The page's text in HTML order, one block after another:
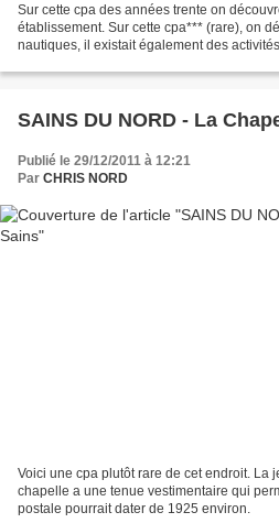
Sur cette cpa des années trente on
établissement. Sur cette cpa*** (rare), on
nautiques, il existait également des
SAINS DU NORD - La
Publié le 29/12/2011 à 12:21
Par CHRIS NORD
Voici une cpa plutôt rare de cet endroit. La
chapelle a une tenue vestimentaire qui
postale pourrait dater de 1925 environ.